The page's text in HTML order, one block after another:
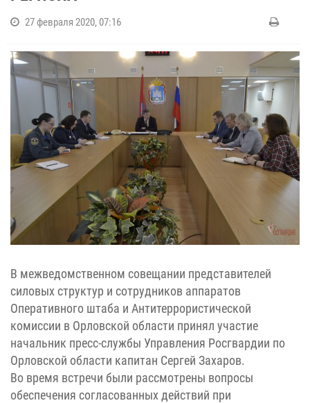
27 февраля 2020, 07:16
В межведомственном совещании представителей
силовых структур и сотрудников аппаратов
Оперативного штаба и Антитеррористической
комиссии в Орловской области принял участие
начальник пресс-службы Управления Росгвардии по
Орловской области капитан Сергей Захаров.
Во время встречи были рассмотрены вопросы
обеспечения согласованных действий при